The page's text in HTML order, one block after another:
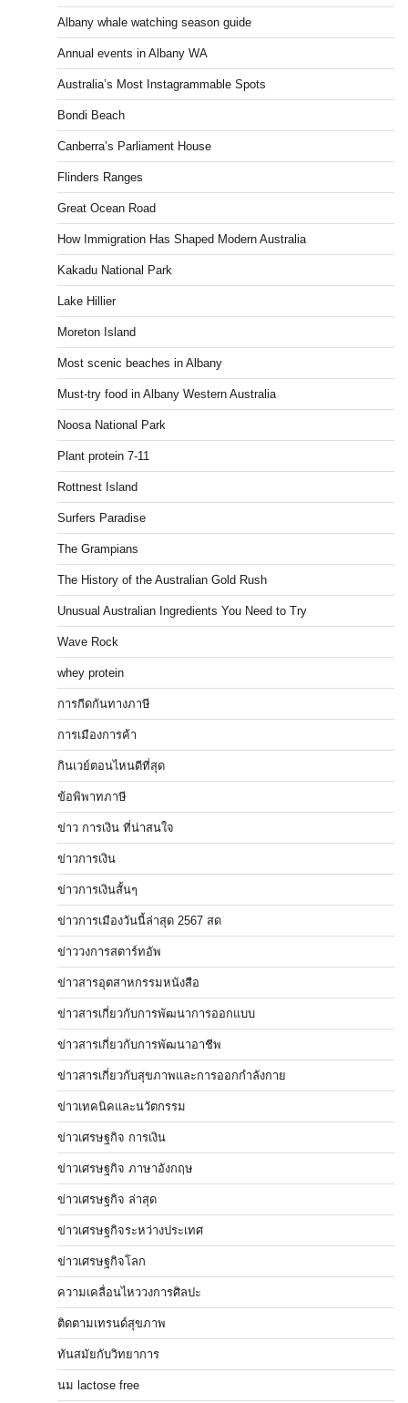
Albany whale watching season guide
Annual events in Albany WA
Australia’s Most Instagrammable Spots
Bondi Beach
Canberra’s Parliament House
Flinders Ranges
Great Ocean Road
How Immigration Has Shaped Modern Australia
Kakadu National Park
Lake Hillier
Moreton Island
Most scenic beaches in Albany
Must-try food in Albany Western Australia
Noosa National Park
Plant protein 7-11
Rottnest Island
Surfers Paradise
The Grampians
The History of the Australian Gold Rush
Unusual Australian Ingredients You Need to Try
Wave Rock
whey protein
การกีดกันทางภาษี
การเมืองการค้า
กินเวย์ตอนไหนดีที่สุด
ข้อพิพาทภาษี
ข่าว การเงิน ที่น่าสนใจ
ข่าวการเงิน
ข่าวการเงินสั้นๆ
ข่าวการเมืองวันนี้ล่าสุด 2567 สด
ข่าววงการสตาร์ทอัพ
ข่าวสารอุตสาหกรรมหนังสือ
ข่าวสารเกี่ยวกับการพัฒนาการออกแบบ
ข่าวสารเกี่ยวกับการพัฒนาอาชีพ
ข่าวสารเกี่ยวกับสุขภาพและการออกกำลังกาย
ข่าวเทคนิคและนวัตกรรม
ข่าวเศรษฐกิจ การเงิน
ข่าวเศรษฐกิจ ภาษาอังกฤษ
ข่าวเศรษฐกิจ ล่าสุด
ข่าวเศรษฐกิจระหว่างประเทศ
ข่าวเศรษฐกิจโลก
ความเคลื่อนไหววงการศิลปะ
ติดตามเทรนด์สุขภาพ
ทันสมัยกับวิทยาการ
นม lactose free